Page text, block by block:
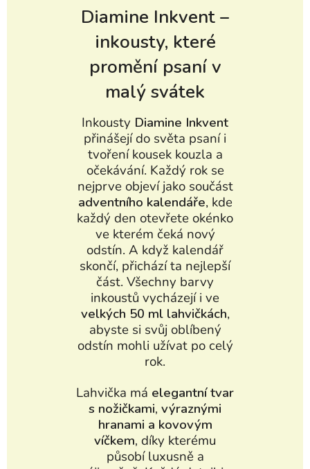
Diamine Inkvent –
inkousty, které
promění psaní v
malý svátek
Inkousty Diamine Inkvent
přinášejí do světa psaní i
tvoření kousek kouzla a
očekávání. Každý rok se
nejprve objeví jako součást
adventního kalendáře, kde
každý den otevřete okénko
ve kterém čeká nový
odstín. A když kalendář
skončí, přichází ta nejlepší
část. Všechny barvy
inkoustů vycházejí i ve
velkých 50 ml lahvičkách,
abyste si svůj oblíbený
odstín mohli užívat po celý
rok.
Lahvička má elegantní tvar
s nožičkami, výraznými
hranami a kovovým
víčkem, díky kterému
působí luxusně a